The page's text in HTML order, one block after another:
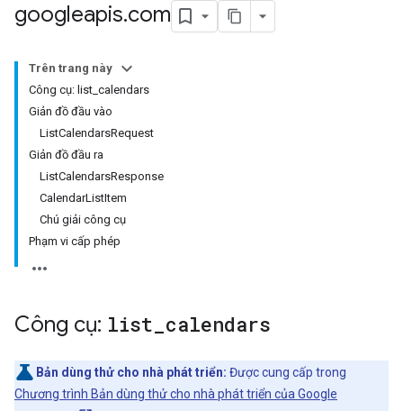
googleapis.com
Trên trang này
Công cụ: list_calendars
Giản đồ đầu vào
ListCalendarsRequest
Giản đồ đầu ra
ListCalendarsResponse
CalendarListItem
Chú giải công cụ
Phạm vi cấp phép
Công cụ: list calendars
Bản dùng thử cho nhà phát triển: Được cung cấp trong
Chương trình Bản dùng thử cho nhà phát triển của Google